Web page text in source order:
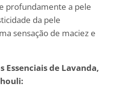
profundamente a pele
da pele
sensação de maciez e
Essenciais de Lavanda,